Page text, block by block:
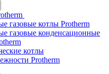
газовые котлы Protherm
газовые конденсационные
котлы
Protherm